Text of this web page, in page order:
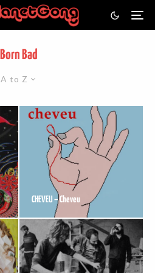
Born Bad
A to Z
CHEVEU – Cheveu